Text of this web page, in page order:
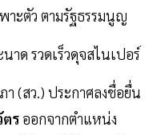
าะตัว ตามรัฐธรรมนูญ
าด รวดเร็วดุจสไนเปอร์
(สว.) ประกาศลงชื่อยื่น
ร ออกจากตำแหน่ง